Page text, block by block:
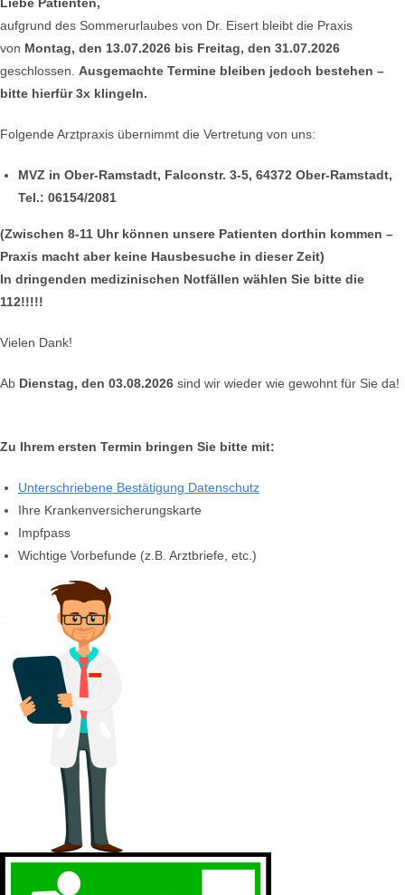
aufgrund des Sommerurlaubes von Dr. Eisert bleibt die Praxis
von Montag, den 13.07.2026 bis Freitag, den 31.07.2026
geschlossen. Ausgemachte Termine bleiben jedoch bestehen –
bitte hierfür 3x klingeln.
Folgende Arztpraxis übernimmt die Vertretung von uns:
MVZ in Ober-Ramstadt, Falconstr. 3-5, 64372 Ober-Ramstadt,
Tel.: 06154/2081
(Zwischen 8-11 Uhr können unsere Patienten dorthin kommen –
Praxis macht aber keine Hausbesuche in dieser Zeit)
In dringenden medizinischen Notfällen wählen Sie bitte die
112!!!!!
Vielen Dank!
Ab Dienstag, den 03.08.2026 sind wir wieder wie gewohnt für Sie da!
Zu Ihrem ersten Termin bringen Sie bitte mit:
Unterschriebene Bestätigung Datenschutz
Ihre Krankenversicherungskarte
Impfpass
Wichtige Vorbefunde (z.B. Arztbriefe, etc.)